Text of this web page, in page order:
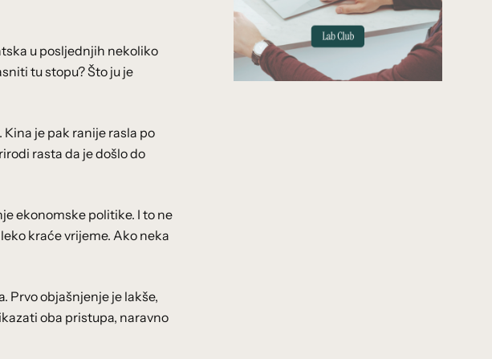
u posljednjih nekoliko
tu stopu? Što ju je
je pak ranije rasla po
rasta da je došlo do
ekonomske politike. I to ne
kraće vrijeme. Ako neka
Prvo objašnjenje je lakše,
oba pristupa, naravno